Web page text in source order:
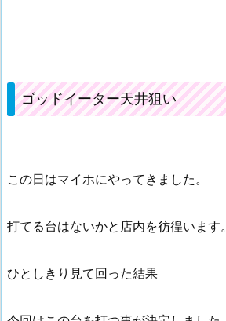
ゴッドイーター天井狙い
この日はマイホにやってきました。
打てる台はないかと店内を彷徨います。
ひとしきり見て回った結果